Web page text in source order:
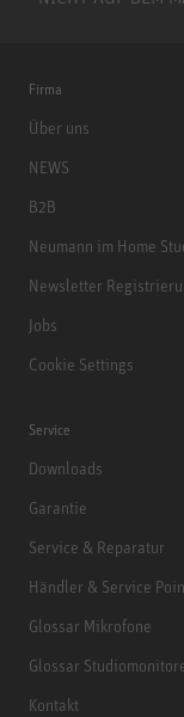
Firma
Über uns
NEWS
B2B
Neumann im Home
Newsletter
Jobs
Cookie Settings
Service
Downloads
Garantie
Service & Reparatur
Händler & Service
Glossar Mikrofone
Glossar
Kontakt